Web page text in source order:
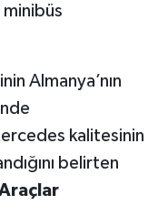
Almanya’nın
kalitesinin
belirten